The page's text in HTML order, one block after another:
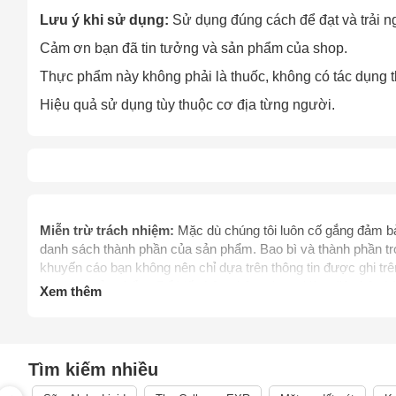
Lưu ý khi sử dụng: Sử dụng đúng cách để đạt và trải
Cảm ơn bạn đã tin tưởng và sản phẩm của shop.
Thực phẩm này không phải là thuốc, không có tác dụng
Hiệu quả sử dụng tùy thuộc cơ địa từng người.
Miễn trừ trách nhiệm: Mặc dù chúng tôi luôn cố gắng đảm
danh sách thành phần của sản phẩm. Bao bì và thành
khuyến cáo bạn không nên chỉ dựa trên thông tin được ghi
khi dùng sản phẩm. Để biết thêm thông tin, vui lòng liên hệ
điều trị, chữa trị, hay phòng ngừa bệnh tật cùng các vấn đề
phẩm.
Xem thêm
Tìm kiếm nhiều